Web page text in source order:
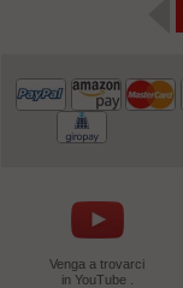
Venga a trovarci
in YouTube .